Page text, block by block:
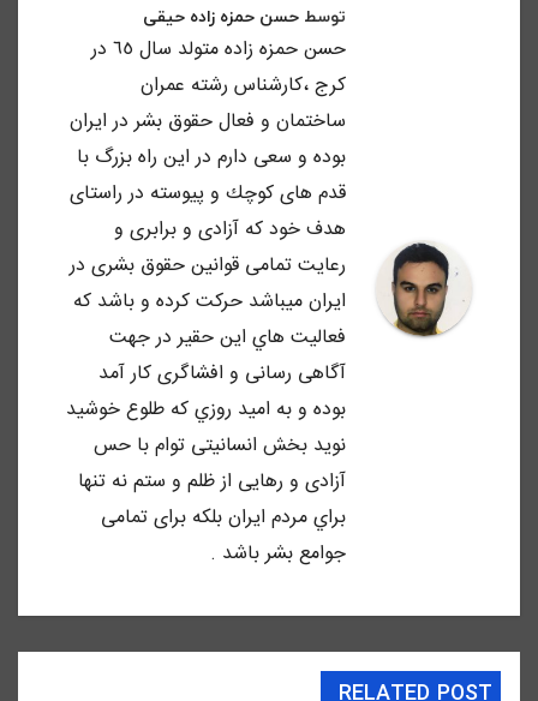
توسط حسن حمزه زاده حیقی
حسن حمزه زاده متولد سال ٦٥ در
كرج ،كارشناس رشته عمران
ساختمان و فعال حقوق بشر در ايران
بوده و سعى دارم در اين راه بزرگ با
قدم هاى كوچك و پيوسته در راستاى
هدف خود كه آزادى و برابرى و
رعايت تمامى قوانين حقوق بشرى در
ايران ميباشد حركت كرده و باشد كه
فعاليت هاي اين حقير در جهت
آگاهى رسانى و افشاگرى كار آمد
بوده و به اميد روزي كه طلوع خوشيد
نويد بخش انسانيتى توام با حس
آزادى و رهايى از ظلم و ستم نه تنها
براي مردم ايران بلكه براى تمامى
جوامع بشر باشد .
RELATED POST